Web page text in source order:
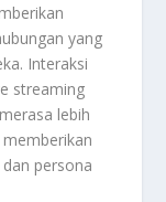
yang
Interaksi
streaming
lebih
persona